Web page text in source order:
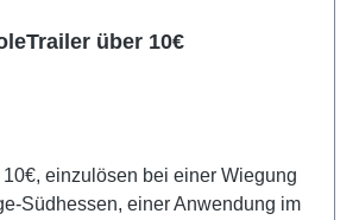
über 10€
einzulösen bei einer Wiegung
Südhessen, einer Anwendung im